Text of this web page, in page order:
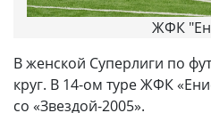
ЖФК
В женской Суперлиги по
круг. В 14-ом туре ЖФК
со «Звездой-2005».